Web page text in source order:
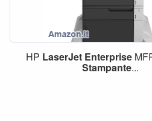
HP LaserJet Enterprise
Stampante...